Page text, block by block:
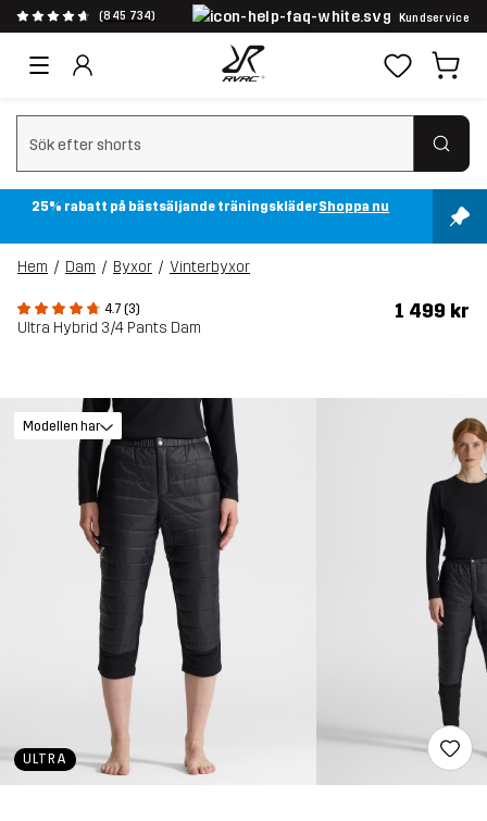
(845 734) Kundservice
Rensa sök
25% rabatt på bästsäljande träningskläderShoppa nu
Hem Dam Byxor Vinterbyxor
4.7 (3)
Ultra Hybrid 3/4 Pants Dam
1 499 kr
ULTRA
Modellen har